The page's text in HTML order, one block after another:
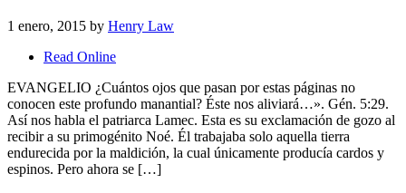
1 enero, 2015 by Henry Law
Read Online
EVANGELIO ¿Cuántos ojos que pasan por estas páginas no
conocen este profundo manantial? Éste nos aliviará…». Gén. 5:29.
Así nos habla el patriarca Lamec. Esta es su exclamación de gozo al
recibir a su primogénito Noé. Él trabajaba solo aquella tierra
endurecida por la maldición, la cual únicamente producía cardos y
espinos. Pero ahora se […]